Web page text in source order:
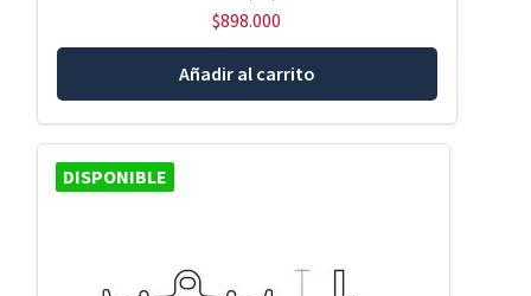
$898.000
Añadir al carrito
DISPONIBLE